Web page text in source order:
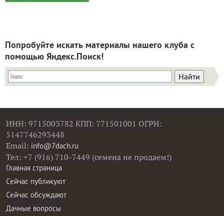
Попробуйте искать материалы нашего клуба с
помощью Яндекс.Поиск!
ИНН: 9715003782 КПП: 771501001 ОГРН:
5147746293448
Email: info@7dach.ru
Тел: +7 (916) 710-7449 (семена не продаем!)
Главная страница
Сейчас публикуют
Сейчас обсуждают
Дачные вопросы